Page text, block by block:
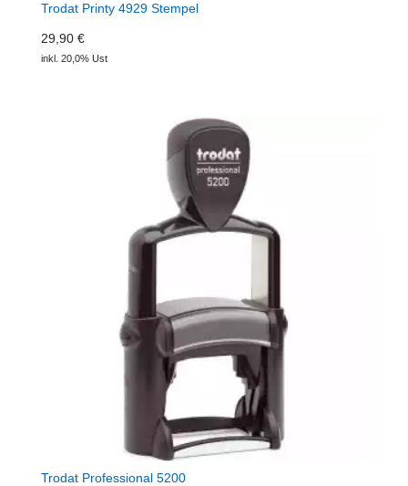
Trodat Printy 4929 Stempel
29,90 €
inkl. 20,0% Ust
Trodat Professional 5200